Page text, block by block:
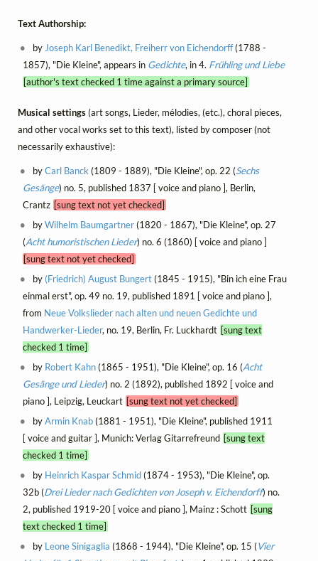
Text Authorship:
byJoseph Karl Benedikt, Freiherr von Eichendorff(1788 -
1857), "Die Kleine", appears in Gedichte, in 4. Frühling und Liebe
[author's text checked 1 time against a primary source]
Musical settings(art songs, Lieder, mélodies, (etc.), choral pieces,
and other vocal works set to this text), listed by composer (not
necessarily exhaustive):
byCarl Banck (1809 - 1889), "Die Kleine", op. 22 (Sechs
Gesänge) no. 5, published 1837 [ voice and piano ], Berlin,
Crantz [sung text not yet checked]
byWilhelm Baumgartner(1820 - 1867), "Die Kleine", op. 27
(Acht humoristischen Lieder) no. 6 (1860) [ voice and piano ]
[sung text not yet checked]
by (Friedrich) August Bungert(1845 - 1915), "Bin ich eine Frau
einmal erst", op. 49 no. 19, published 1891 [ voice and piano ],
from Neue Volkslieder nach alten und neuen Gedichte und
Handwerker-Lieder, no. 19, Berlin, Fr. Luckhardt [sung text
checked 1 time]
by Robert Kahn(1865 - 1951), "Die Kleine", op. 16 (Acht
Gesänge und Lieder) no. 2 (1892), published 1892 [ voice and
piano ], Leipzig, Leuckart [sung text not yet checked]
byArmin Knab(1881 - 1951), "Die Kleine", published 1911
[ voice and guitar ], Munich: Verlag Gitarrefreund [sung text
checked 1 time]
by Heinrich Kaspar Schmid(1874 - 1953), "Die Kleine", op.
32b (Drei Lieder nach Gedichten von Joseph v. Eichendorff) no.
2, published 1919-20 [ voice and piano ], Mainz : Schott [sung
text checked 1 time]
by Leone Sinigaglia (1868 - 1944), "Die Kleine", op. 15 (Vier